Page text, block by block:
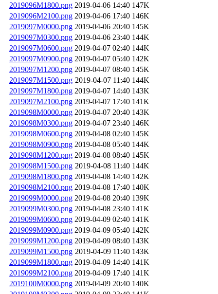
2019096M1800.png 2019-04-06 14:40 147K
2019096M2100.png 2019-04-06 17:40 146K
2019097M0000.png 2019-04-06 20:40 145K
2019097M0300.png 2019-04-06 23:40 144K
2019097M0600.png 2019-04-07 02:40 144K
2019097M0900.png 2019-04-07 05:40 142K
2019097M1200.png 2019-04-07 08:40 145K
2019097M1500.png 2019-04-07 11:40 144K
2019097M1800.png 2019-04-07 14:40 143K
2019097M2100.png 2019-04-07 17:40 141K
2019098M0000.png 2019-04-07 20:40 143K
2019098M0300.png 2019-04-07 23:40 146K
2019098M0600.png 2019-04-08 02:40 145K
2019098M0900.png 2019-04-08 05:40 144K
2019098M1200.png 2019-04-08 08:40 145K
2019098M1500.png 2019-04-08 11:40 144K
2019098M1800.png 2019-04-08 14:40 142K
2019098M2100.png 2019-04-08 17:40 140K
2019099M0000.png 2019-04-08 20:40 139K
2019099M0300.png 2019-04-08 23:40 141K
2019099M0600.png 2019-04-09 02:40 141K
2019099M0900.png 2019-04-09 05:40 142K
2019099M1200.png 2019-04-09 08:40 143K
2019099M1500.png 2019-04-09 11:40 143K
2019099M1800.png 2019-04-09 14:40 141K
2019099M2100.png 2019-04-09 17:40 141K
2019100M0000.png 2019-04-09 20:40 140K